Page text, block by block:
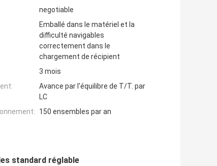
negotiable
Emballé dans le matériel et la
difficulté navigables
correctement dans le
chargement de récipient
3 mois
Avance par l'équilibre de T/T. par
LC
150 ensembles par an
standard réglable